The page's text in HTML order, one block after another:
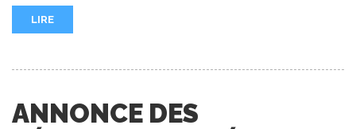
LIRE
ANNONCE DES